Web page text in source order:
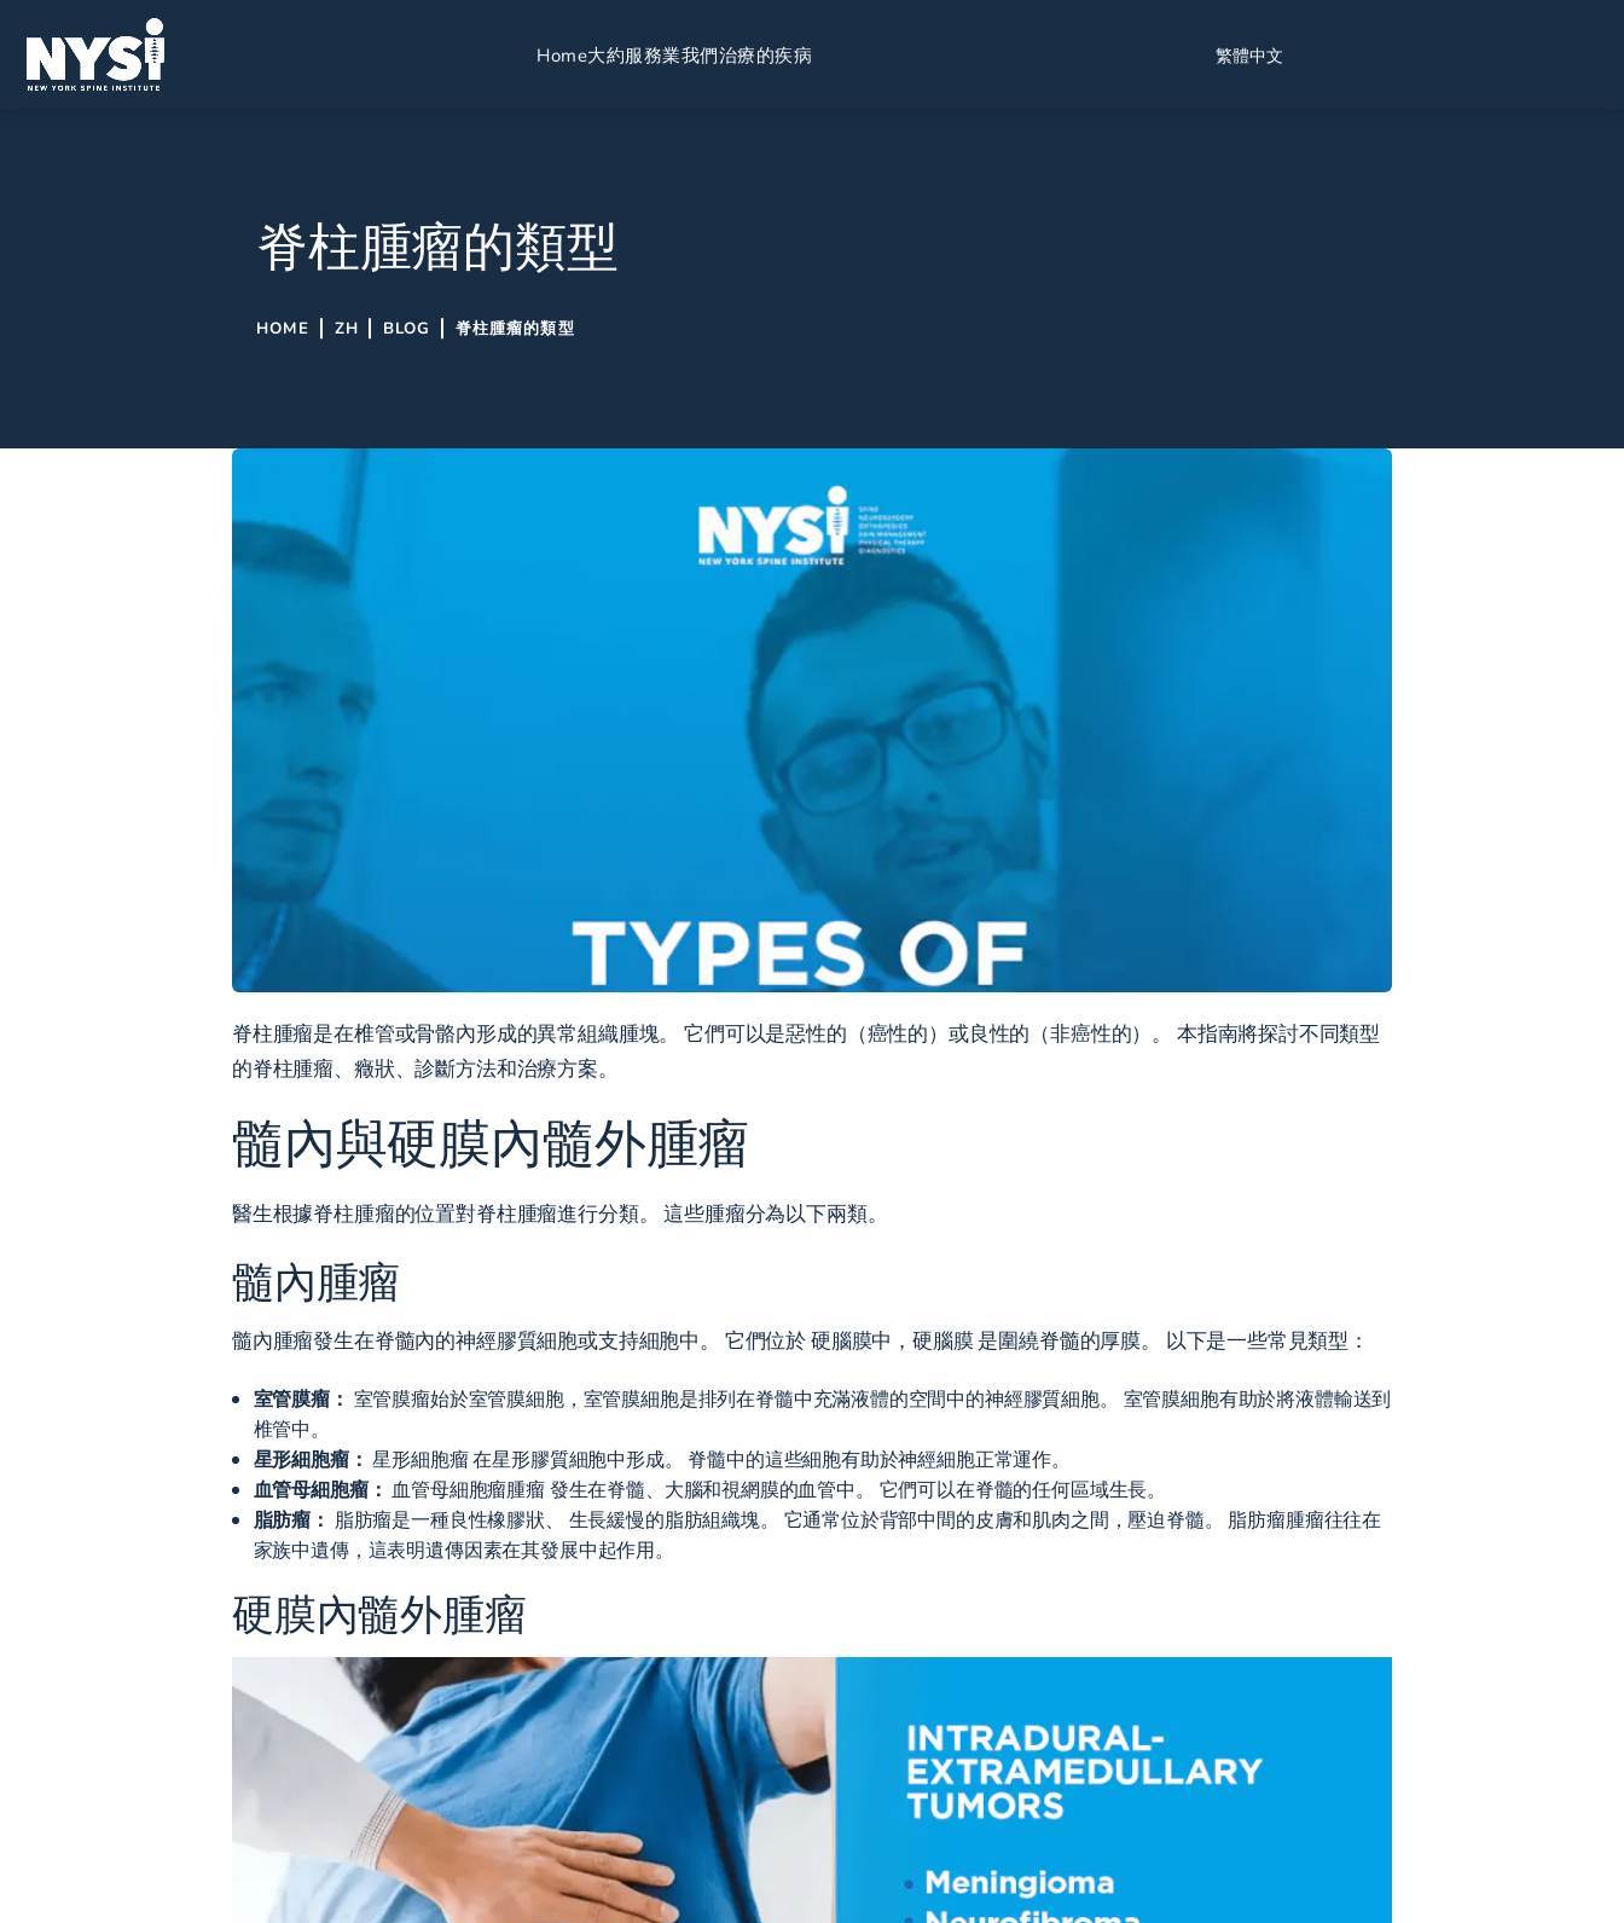
Home大約服務業我們治療的疾病 繁體中文
脊柱腫瘤的類型
HOME ZH BLOG 脊柱腫瘤的類型
脊柱腫瘤是在椎管或骨骼內形成的異常組織腫塊。 它們可以是惡性的（癌性的）或良性的（非癌性的）。 本指南將探討不同類型
的脊柱腫瘤、癥狀、診斷方法和治療方案。
髓內與硬膜內髓外腫瘤
醫生根據脊柱腫瘤的位置對脊柱腫瘤進行分類。 這些腫瘤分為以下兩類。
髓內腫瘤
髓內腫瘤發生在脊髓內的神經膠質細胞或支持細胞中。 它們位於硬腦膜中，硬腦膜 是圍繞脊髓的厚膜。 以下是一些常見類型：
室管膜瘤： 室管膜瘤始於室管膜細胞，室管膜細胞是排列在脊髓中充滿液體的空間中的神經膠質細胞。 室管膜細胞有助於將液體輸送到
椎管中。
星形細胞瘤：星形細胞瘤在星形膠質細胞中形成。 脊髓中的這些細胞有助於神經細胞正常運作。
血管母細胞瘤： 血管母細胞瘤腫瘤發生在脊髓、大腦和視網膜的血管中。 它們可以在脊髓的任何區域生長。
脂肪瘤： 脂肪瘤是一種良性橡膠狀、 生長緩慢的脂肪組織塊。 它通常位於背部中間的皮膚和肌肉之間，壓迫脊髓。 脂肪瘤腫瘤往往在
家族中遺傳，這表明遺傳因素在其發展中起作用。
硬膜內髓外腫瘤